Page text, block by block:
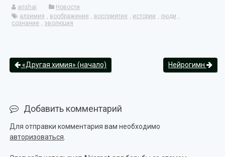
arishai
Новости
алхимия , воображение , восприятие , истории ,люди ,
сознание , эволюция
«Другая химия» (начало) Нейрогимн
Добавить комментарий
Для отправки комментария вам необходимо
авторизоваться